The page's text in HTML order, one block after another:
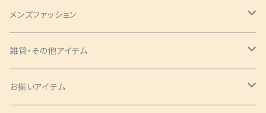
バッグ・チャーム
ツイリー
バッグ
アクセサリー
シュシュ
エプロン
メンズファッション
ネクタイ・蝶ネクタイ
ナローネクタイ
トップス・シャツ
雑貨・その他アイテム
ブックカバー
お揃いアイテム